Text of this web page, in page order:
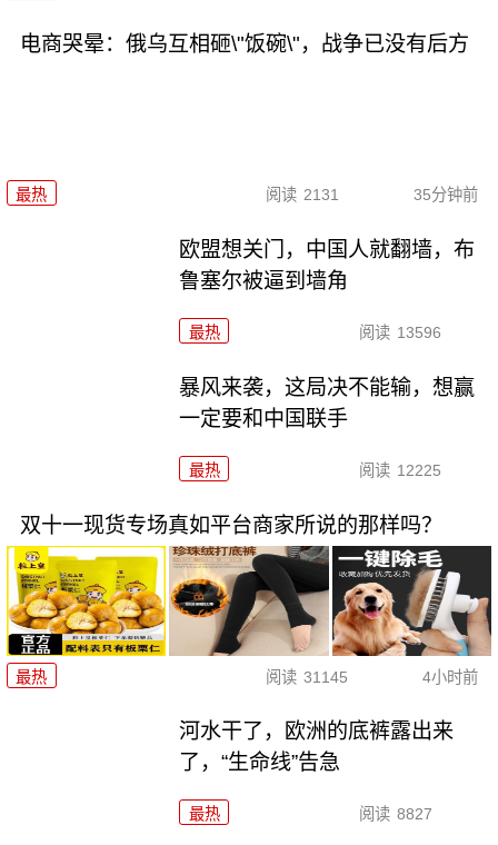
电商哭晕：俄乌互相砸\"饭碗\"，战争已没有后方
最热 阅读 2131 35分钟前
欧盟想关门，中国人就翻墙，布
鲁塞尔被逼到墙角
最热 阅读 13596
暴风来袭，这局决不能输，想赢
一定要和中国联手
最热 阅读 12225
双十一现货专场真如平台商家所说的那样吗？
最热 阅读 31145 4小时前
河水干了，欧洲的底裤露出来
了，“生命线”告急
最热 阅读 8827